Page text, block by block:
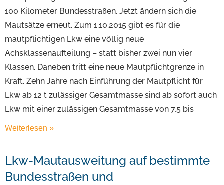
100 Kilometer Bundesstraßen. Jetzt ändern sich die
Mautsätze erneut. Zum 1.10.2015 gibt es für die
mautpflichtigen Lkw eine völlig neue
Achsklassenaufteilung – statt bisher zwei nun vier
Klassen. Daneben tritt eine neue Mautpflichtgrenze in
Kraft. Zehn Jahre nach Einführung der Mautpflicht für
Lkw ab 12 t zulässiger Gesamtmasse sind ab sofort auch
Lkw mit einer zulässigen Gesamtmasse von 7,5 bis
Weiterlesen »
Lkw-Mautausweitung auf bestimmte
Bundesstraßen und